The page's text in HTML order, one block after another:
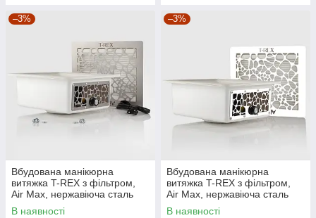
–3%
Вбудована манікюрна
витяжка T-REX з фільтром,
Air Max, нержавіюча сталь
В наявності
–3%
Вбудована манікюрна
витяжка T-REX з фільтром,
Air Max, нержавіюча сталь
White
В наявності